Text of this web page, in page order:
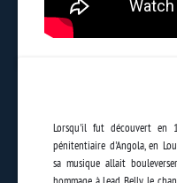
Lorsqu'il fut découvert en
pénitentiaire d'Angola, en
sa musique allait